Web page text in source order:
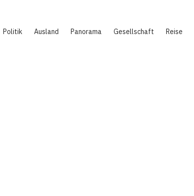
Politik Ausland Panorama Gesellschaft Reise